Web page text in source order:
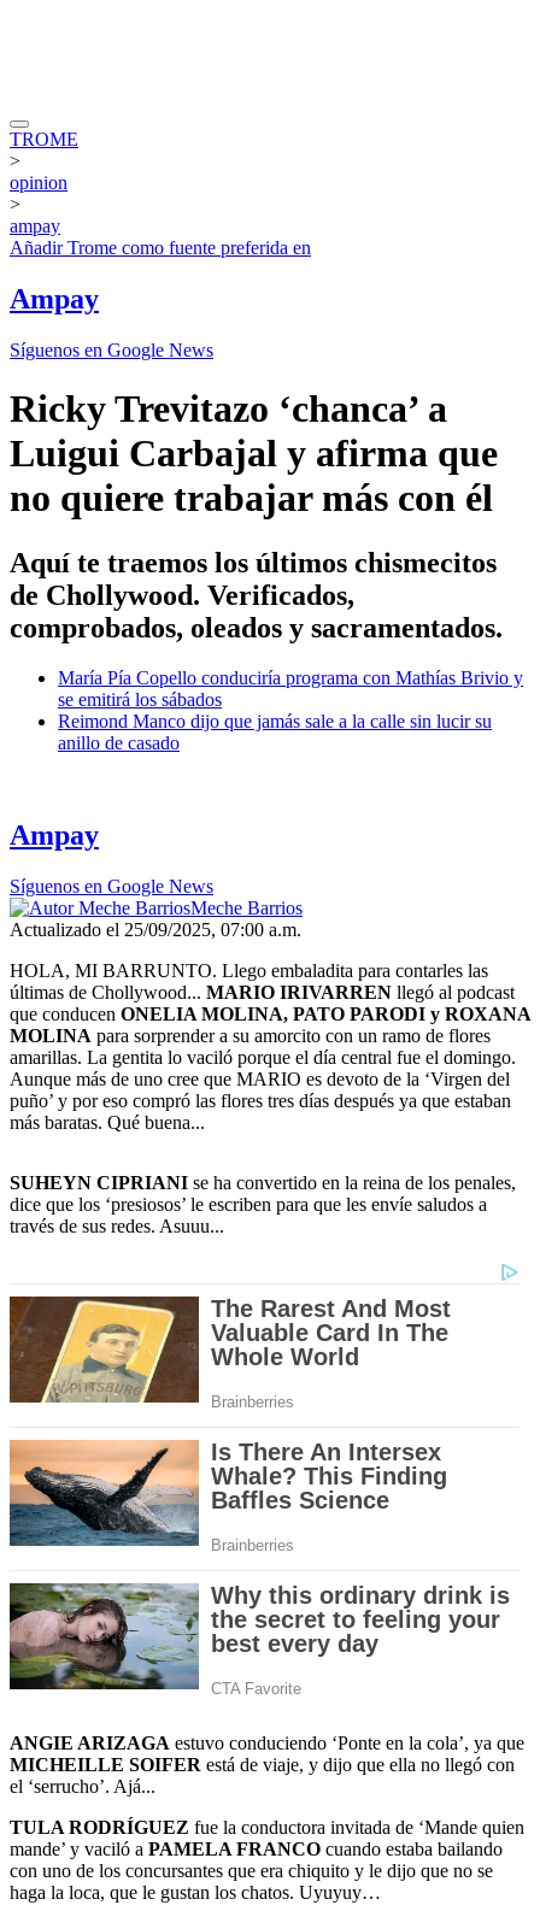
TROME
>
opinion
>
ampay
AñadirTrome como fuente preferida en
Ampay
Síguenos en Google News
Ricky Trevitazo ‘chanca’ a
Luigui Carbajal y afirma que
no quiere trabajar más con él
Aquí te traemos los últimos chismecitos
de Chollywood. Verificados,
comprobados, oleados y sacramentados.
María Pía Copello conduciría programa con Mathías Brivio y
se emitirá los sábados
Reimond Manco dijo que jamás sale a la calle sin lucir su
anillo de casado
Ampay
Síguenos en Google News
Meche Barrios
Actualizado el 25/09/2025, 07:00 a.m.
HOLA, MI BARRUNTO. Llego embaladita para contarles las
últimas de Chollywood... MARIO IRIVARREN llegó al podcast
que conducen ONELIA MOLINA, PATO PARODI y ROXANA
MOLINA para sorprender a su amorcito con un ramo de flores
amarillas. La gentita lo vaciló porque el día central fue el domingo.
Aunque más de uno cree que MARIO es devoto de la ‘Virgen del
puño’ y por eso compró las flores tres días después ya que estaban
más baratas. Qué buena...
SUHEYN CIPRIANI se ha convertido en la reina de los penales,
dice que los ‘presiosos’ le escriben para que les envíe saludos a
través de sus redes. Asuuu...
ANGIE ARIZAGA estuvo conduciendo ‘Ponte en la cola’, ya que
MICHEILLE SOIFER está de viaje, y dijo que ella no llegó con
el ‘serrucho’. Ajá...
TULA RODRÍGUEZ fue la conductora invitada de ‘Mande quien
mande’ y vaciló a PAMELA FRANCO cuando estaba bailando
con uno de los concursantes que era chiquito y le dijo que no se
haga la loca, que le gustan los chatos. Uyuyuy…